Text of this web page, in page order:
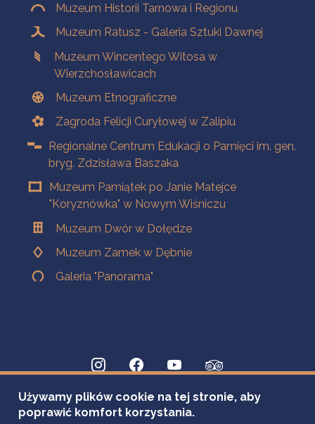
Muzeum Historii Tarnowa i Regionu
Muzeum Ratusz - Galeria Sztuki Dawnej
Muzeum Wincentego Witosa w
Wierzchosławicach
Muzeum Etnograficzne
Zagroda Felicji Curyłowej w Zalipiu
Regionalne Centrum Edukacji o Pamięci im. gen.
bryg. Zdzisława Baszaka
Muzeum Pamiątek po Janie Matejce
"Koryznówka" w Nowym Wiśniczu
Muzeum Dwór w Dołędze
Muzeum Zamek w Dębnie
Galeria "Panorama"
Używamy plików cookie na tej stronie, aby
poprawić komfort korzystania.